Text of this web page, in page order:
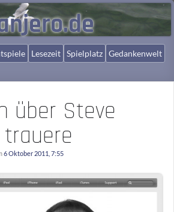
Lesezeit Spielplatz Gedankenwelt
über Steve
trauere
6 Oktober 2011, 7:55